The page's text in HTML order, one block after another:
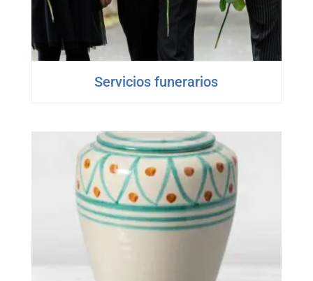
Servicios funerarios